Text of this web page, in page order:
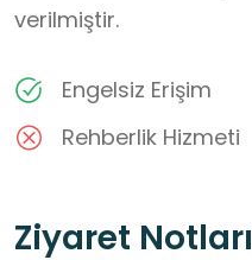
verilmiştir.
Engelsiz Erişim
Rehberlik Hizmeti
Ziyaret Notları